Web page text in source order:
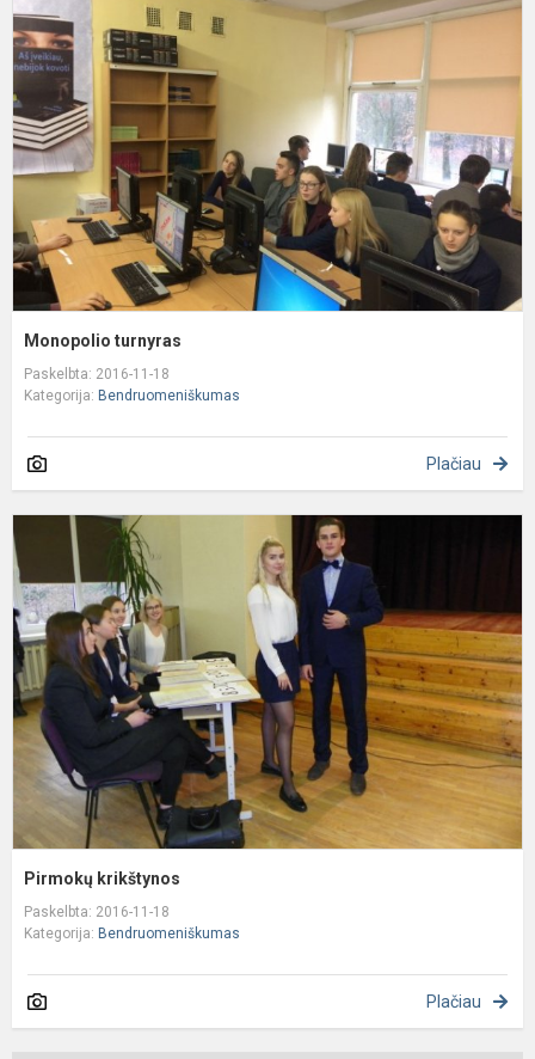
Monopolio turnyras
Paskelbta: 2016-11-18
Kategorija: Bendruomeniškumas
Plačiau
Pirmokų krikštynos
Paskelbta: 2016-11-18
Kategorija: Bendruomeniškumas
Plačiau